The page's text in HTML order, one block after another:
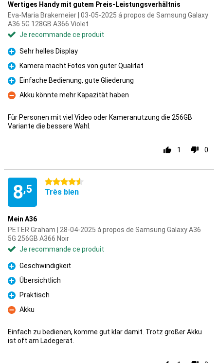
Wertiges Handy mit gutem Preis-Leistungsverhältnis
Eva-Maria Brakemeier | 03-05-2025 á propos de Samsung Galaxy
A36 5G 128GB A366 Violet
Je recommande ce produit
Pour
Sehr helles Display
Pour
Kamera macht Fotos von guter Qualität
Pour
Einfache Bedienung, gute Gliederung
Contre
Akku könnte mehr Kapazität haben
Für Personen mit viel Video oder Kameranutzung die 256GB
Variante die bessere Wahl.
1 0
8,5
4.5 étoiles
Très bien
Mein A36
PETER Graham | 28-04-2025 á propos de Samsung Galaxy A36
5G 256GB A366 Noir
Je recommande ce produit
Pour
Geschwindigkeit
Pour
Übersichtlich
Pour
Praktisch
Contre
Akku
Einfach zu bedienen, komme gut klar damit. Trotz großer Akku
ist oft am Ladegerät.